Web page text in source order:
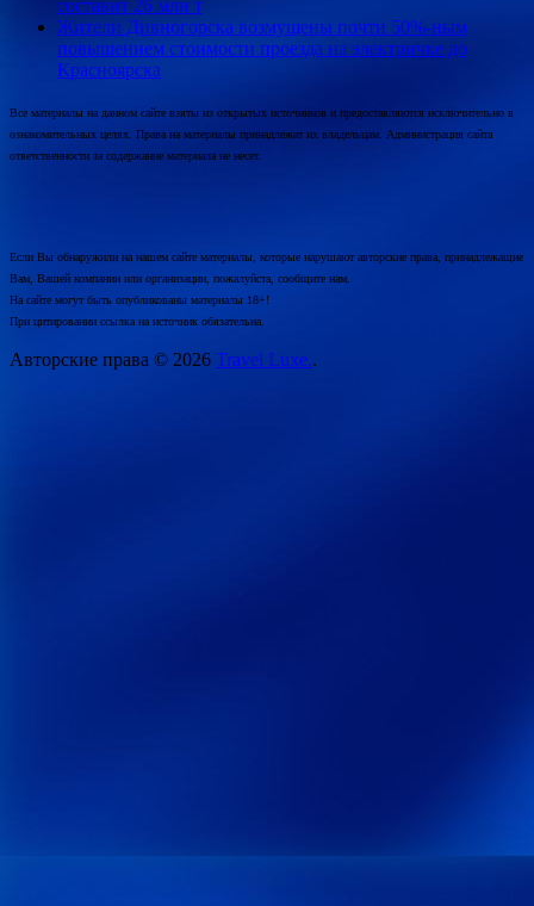
составит 26 млн т
Жители Дивногорска возмущены почти 50%-ным
повышением стоимости проезда на электричке до
Красноярска
Все материалы на данном сайте взяты из открытых источников и предоставляются исключительно в
ознакомительных целях. Права на материалы принадлежат их владельцам. Администрация сайта
ответственности за содержание материала не несет.
Если Вы обнаружили на нашем сайте материалы, которые нарушают авторские права, принадлежащие
Вам, Вашей компании или организации, пожалуйста, сообщите нам.
На сайте могут быть опубликованы материалы 18+!
При цитировании ссылка на источник обязательна.
Авторские права © 2026 Travel Luxe..